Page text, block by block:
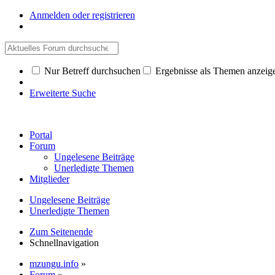
Anmelden oder registrieren
Nur Betreff durchsuchen Ergebnisse als Themen
Erweiterte Suche
Portal
Forum
Ungelesene Beiträge
Unerledigte Themen
Mitglieder
Ungelesene Beiträge
Unerledigte Themen
Zum Seitenende
Schnellnavigation
mzungu.info »